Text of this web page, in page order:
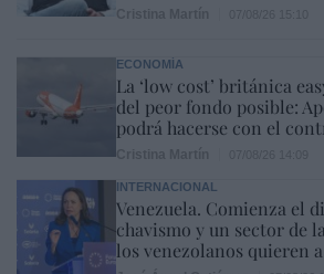
ECONOMÍA
La ‘low cost’ británica
del peor fondo posible:
podrá hacerse con el
INTERNACIONAL
Venezuela. Comienza el
chavismo y un sector de
los venezolanos quieren